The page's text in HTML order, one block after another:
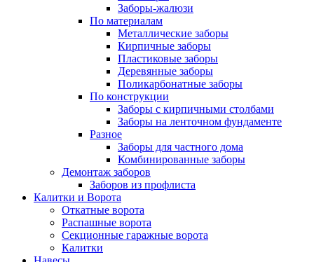
Заборы-жалюзи
По материалам
Металлические заборы
Кирпичные заборы
Пластиковые заборы
Деревянные заборы
Поликарбонатные заборы
По конструкции
Заборы с кирпичными столбами
Заборы на ленточном фундаменте
Разное
Заборы для частного дома
Комбинированные заборы
Демонтаж заборов
Заборов из профлиста
Калитки и Ворота
Откатные ворота
Распашные ворота
Секционные гаражные ворота
Калитки